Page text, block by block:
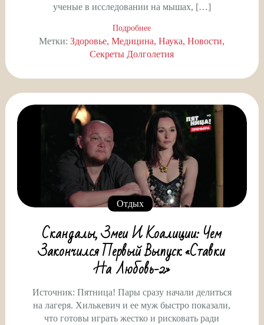
ученые в исследовании на мышах, […]
Подробнее
Метки:Здоровье Медицина Наука Новости
Секреты Долголетия
Отдых
Скандалы, Змеи И Коалиции: Чем
Закончился Первый Выпуск «Ставки
На Любовь-2»
Источник: Пятница! Пары сразу начали делиться
на лагеря. Хилькевич и ее муж быстро показали,
что готовы играть жестко и рисковать ради